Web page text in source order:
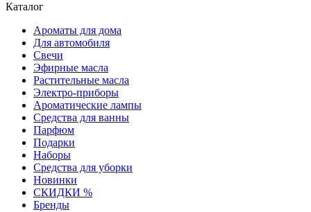
Каталог
Ароматы для дома
Для автомобиля
Свечи
Эфирные масла
Растительные масла
Электро-приборы
Ароматические лампы
Средства для ванны
Парфюм
Подарки
Наборы
Средства для уборки
Новинки
СКИДКИ %
Бренды